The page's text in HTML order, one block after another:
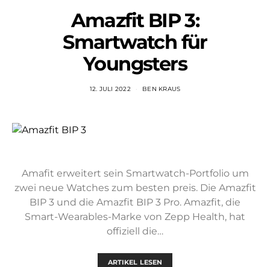
Amazfit BIP 3:
Smartwatch für
Youngsters
12. JULI 2022 BEN KRAUS
Amafit erweitert sein Smartwatch-Portfolio um
zwei neue Watches zum besten preis. Die Amazfit
BIP 3 und die Amazfit BIP 3 Pro. Amazfit, die
Smart-Wearables-Marke von Zepp Health, hat
offiziell die…
ARTIKEL LESEN